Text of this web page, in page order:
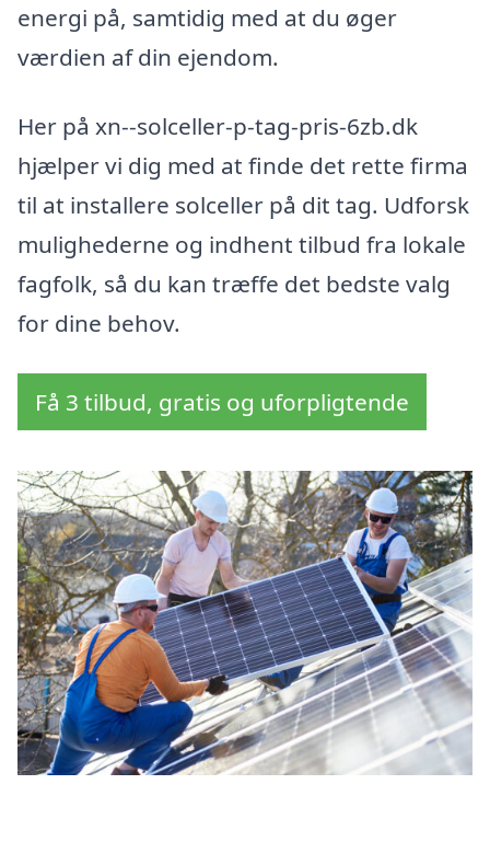
energi på, samtidig med at du øger
værdien af din ejendom.
Her på xn--solceller-p-tag-pris-6zb.dk
hjælper vi dig med at finde det rette firma
til at installere solceller på dit tag. Udforsk
mulighederne og indhent tilbud fra lokale
fagfolk, så du kan træffe det bedste valg
for dine behov.
Få 3 tilbud, gratis og uforpligtende